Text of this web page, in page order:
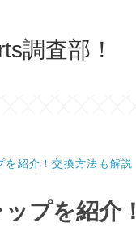
調査部！
紹介！交換方法も解説
プを紹介！